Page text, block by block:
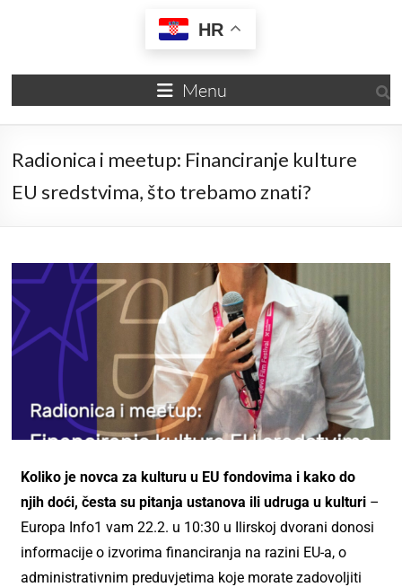
HR
Menu
Radionica i meetup: Financiranje kulture
EU sredstvima, što trebamo znati?
Koliko je novca za kulturu u EU fondovima i kako do
njih doći, česta su pitanja ustanova ili udruga u kulturi –
Europa Info1 vam 22.2. u 10:30 u Ilirskoj dvorani donosi
informacije o izvorima financiranja na razini EU-a, o
administrativnim preduvjetima koje morate zadovoljiti